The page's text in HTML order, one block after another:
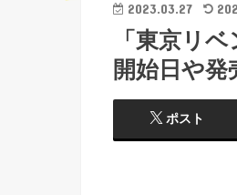
2023.03.27
「東京リ
開始日や発
ポスト